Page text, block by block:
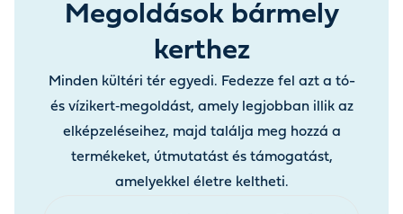
Megoldások bármely
kerthez
Minden kültéri tér egyedi. Fedezze fel azt a tó-
és vízikert‑megoldást, amely legjobban illik az
elképzeléseihez, majd találja meg hozzá a
termékeket, útmutatást és támogatást,
amelyekkel életre keltheti.